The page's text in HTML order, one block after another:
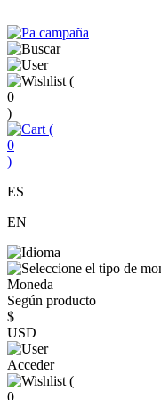
(
0
)
(
0
)
ES
EN
Moneda
Según producto
$
USD
Acceder
(
0